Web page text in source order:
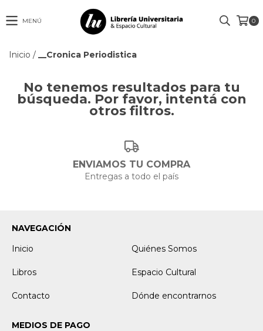
MENÚ 0
Inicio / __Cronica Periodistica
No tenemos resultados para tu
búsqueda. Por favor, intentá con
otros filtros.
ENVIAMOS TU COMPRA
Entregas a todo el país
NAVEGACIÓN
Inicio
Quiénes Somos
Libros Espacio Cultural
Contacto Dónde encontrarnos
MEDIOS DE PAGO